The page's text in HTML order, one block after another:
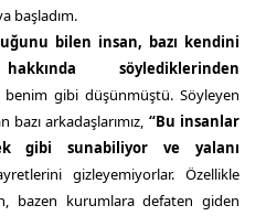
başladım.
bilen insan, bazı kendini
söylediklerinden
benim gibi düşünmüştü. Söyleyen
bazı arkadaşlarımız, “Bu insanlar
gibi sunabiliyor ve yalanı
gizleyemiyorlar. Özellikle
bazen kurumlara defaten giden